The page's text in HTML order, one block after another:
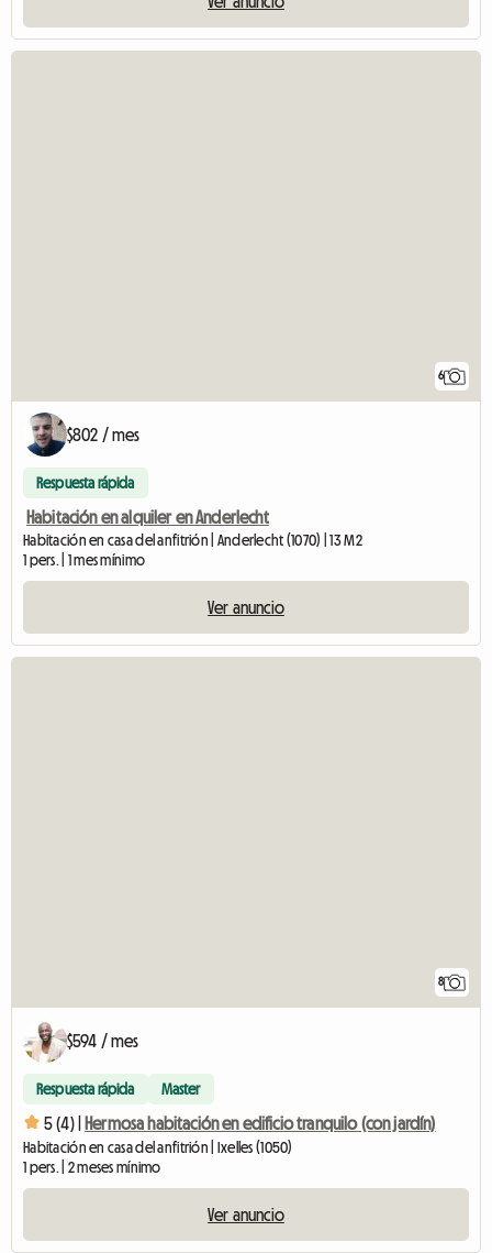
6
$802 / mes
Respuesta rápida
Habitación en alquiler en Anderlecht
Habitación en casa del anfitrión | Anderlecht (1070) | 13 M2
1 pers. | 1 mes mínimo
Ver anuncio
8
$594 / mes
Respuesta rápida Master
5 (4) | Hermosa habitación en edificio tranquilo (con jardín)
Habitación en casa del anfitrión | Ixelles (1050)
1 pers. | 2 meses mínimo
Ver anuncio